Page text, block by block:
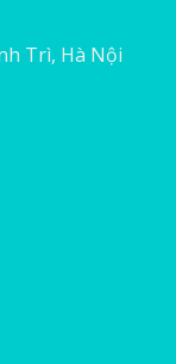
Trì, Hà Nội